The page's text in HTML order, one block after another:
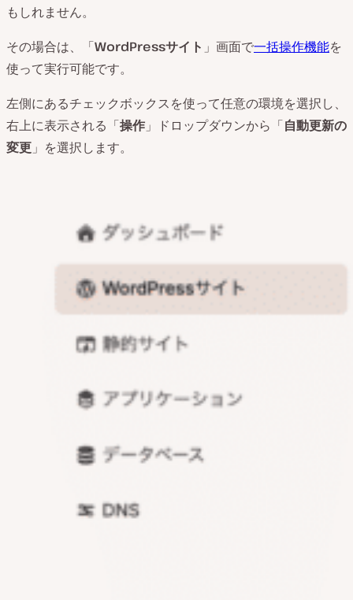
もしれません。
その場合は、「WordPressサイト 」画面で一括操作機能を
使って実行可能です。
左側にあるチェックボックスを使って任意の環境を選択し、
右上に表示される「操作 」ドロップダウンから「自動更新の
変更 」を選択します。